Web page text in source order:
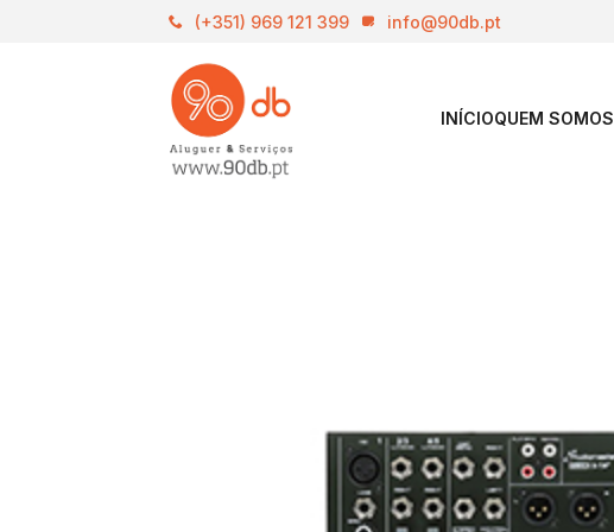
(+351) 969 121 399 info@90db.pt
INÍCIOQUEM SOMOS